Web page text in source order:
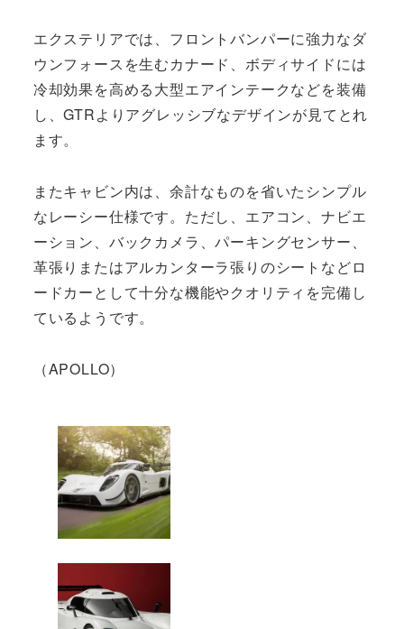
エクステリアでは、フロントバンパーに強力なダ
ウンフォースを生むカナード、ボディサイドには
冷却効果を高める大型エアインテークなどを装備
し、GTRよりアグレッシブなデザインが見てとれ
ます。
またキャビン内は、余計なものを省いたシンプル
なレーシー仕様です。ただし、エアコン、ナビエ
ーション、バックカメラ、パーキングセンサー、
革張りまたはアルカンターラ張りのシートなどロ
ードカーとして十分な機能やクオリティを完備し
ているようです。
（APOLLO）